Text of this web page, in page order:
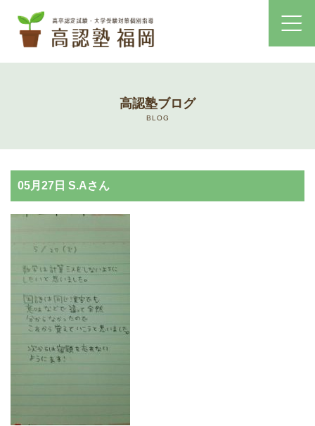
高認塾のご案内
高卒認定試験とは
高卒認定試験にかかる費用
どうやって勉強する？
よくあるご質問
高認塾ブログ
BLOG
05月27日 S.Aさん